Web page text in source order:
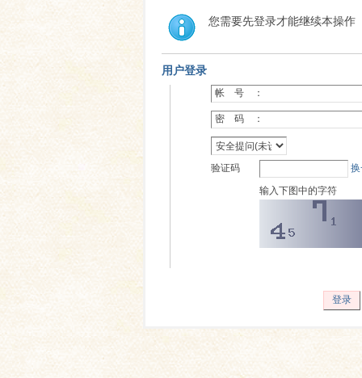
您需要先登录才能继续本操作
用户登录
帐 号 ：
密 码 ：
验证码
输入下图中的字符
登录